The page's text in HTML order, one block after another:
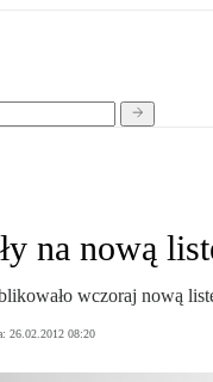
na nową
wczoraj nową
26.02.2012 08:20